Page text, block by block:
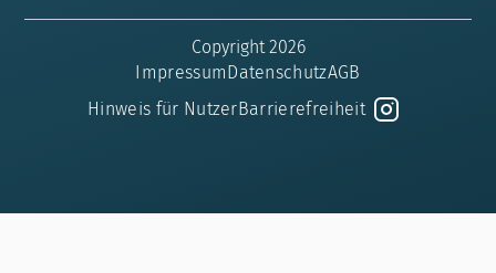
Copyright 2026
ImpressumDatenschutzAGB
Hinweis für NutzerBarrierefreiheit